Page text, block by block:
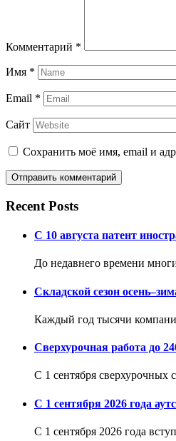
Комментарий *
Имя *
Email *
Сайт
Сохранить моё имя, email и
Recent Posts
С 10 августа патент
До недавнего времени
Складской сезон
Каждый год тысячи
Сверхурочная работа до
С 1 сентября сверхурочных
С 1 сентября 2026 года
С 1 сентября 2026 года